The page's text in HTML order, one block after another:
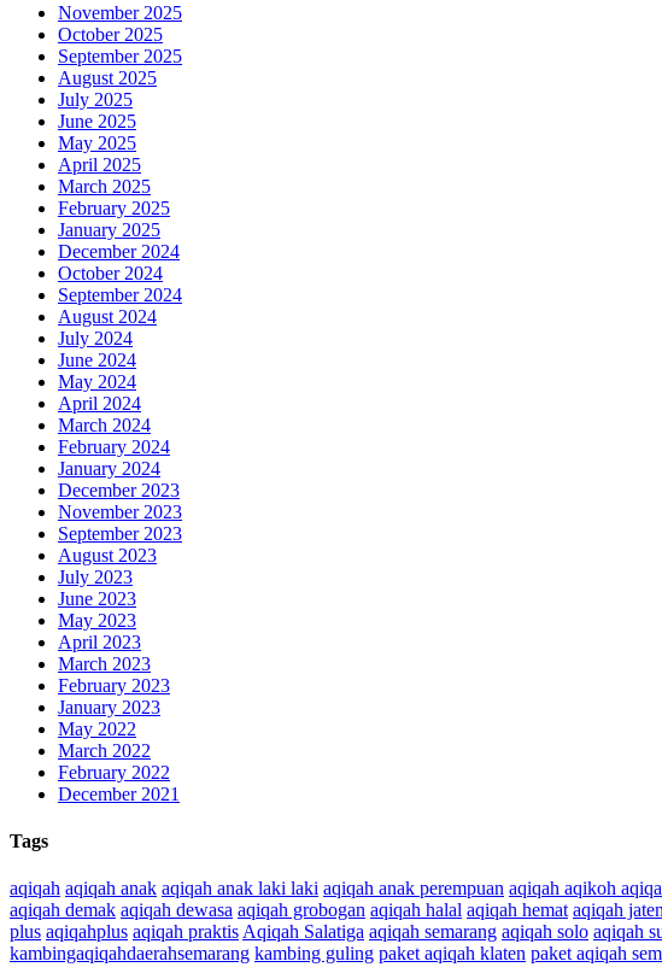
November 2025
October 2025
September 2025
August 2025
July 2025
June 2025
May 2025
April 2025
March 2025
February 2025
January 2025
December 2024
October 2024
September 2024
August 2024
July 2024
June 2024
May 2024
April 2024
March 2024
February 2024
January 2024
December 2023
November 2023
September 2023
August 2023
July 2023
June 2023
May 2023
April 2023
March 2023
February 2023
January 2023
May 2022
March 2022
February 2022
December 2021
Tags
aqiqah aqiqah anak aqiqah anak laki laki aqiqah anak perempuan aqiqah aqikoh
aqiqah demak aqiqah dewasa aqiqah grobogan aqiqah halal aqiqah hemat aqiqah
plus aqiqahplus aqiqah praktis Aqiqah Salatiga aqiqah semarang aqiqah solo aqiqah
kambingaqiqahdaerahsemarang kambing guling paket aqiqah klaten paket aqiqah